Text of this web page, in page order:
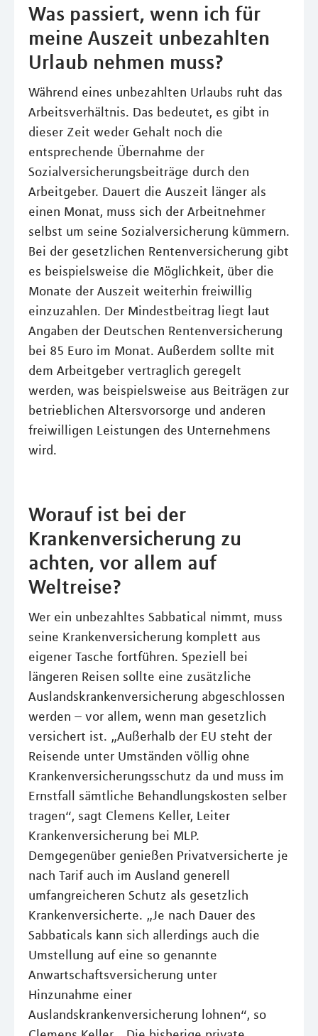
Was passiert, wenn ich für
meine Auszeit unbezahlten
Urlaub nehmen muss?
Während eines unbezahlten Urlaubs ruht das
Arbeitsverhältnis. Das bedeutet, es gibt in
dieser Zeit weder Gehalt noch die
entsprechende Übernahme der
Sozialversicherungsbeiträge durch den
Arbeitgeber. Dauert die Auszeit länger als
einen Monat, muss sich der Arbeitnehmer
selbst um seine Sozialversicherung kümmern.
Bei der gesetzlichen Rentenversicherung gibt
es beispielsweise die Möglichkeit, über die
Monate der Auszeit weiterhin freiwillig
einzuzahlen. Der Mindestbeitrag liegt laut
Angaben der Deutschen Rentenversicherung
bei 85 Euro im Monat. Außerdem sollte mit
dem Arbeitgeber vertraglich geregelt
werden, was beispielsweise aus Beiträgen zur
betrieblichen Altersvorsorge und anderen
freiwilligen Leistungen des Unternehmens
wird.
Worauf ist bei der
Krankenversicherung zu
achten, vor allem auf
Weltreise?
Wer ein unbezahltes Sabbatical nimmt, muss
seine Krankenversicherung komplett aus
eigener Tasche fortführen. Speziell bei
längeren Reisen sollte eine zusätzliche
Auslandskrankenversicherung abgeschlossen
werden – vor allem, wenn man gesetzlich
versichert ist. „Außerhalb der EU steht der
Reisende unter Umständen völlig ohne
Krankenversicherungsschutz da und muss im
Ernstfall sämtliche Behandlungskosten selber
tragen“, sagt Clemens Keller, Leiter
Krankenversicherung bei MLP.
Demgegenüber genießen Privatversicherte je
nach Tarif auch im Ausland generell
umfangreicheren Schutz als gesetzlich
Krankenversicherte. „Je nach Dauer des
Sabbaticals kann sich allerdings auch die
Umstellung auf eine so genannte
Anwartschaftsversicherung unter
Hinzunahme einer
Auslandskrankenversicherung lohnen“, so